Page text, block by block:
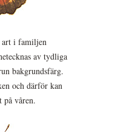
i familjen
av tydliga
bakgrundsfärg.
och därför kan
på våren.